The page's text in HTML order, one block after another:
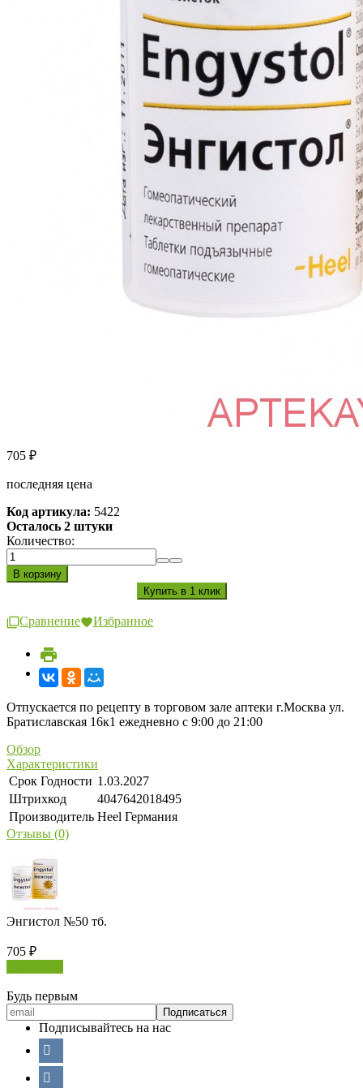
705 ₽
последняя цена
Код артикула: 5422
Осталось 2 штуки
Количество:
Сравнение Избранное
Отпускается по рецепту в торговом зале аптеки г.Москва ул.
Братиславская 16к1 ежедневно с 9:00 до 21:00
Обзор
Характеристики
Срок Годности 1.03.2027
Штрихкод
4047642018495
Производитель Heel Германия
Отзывы (0)
Энгистол №50 тб.
705 ₽
Будь первым
Подписывайтесь на нас